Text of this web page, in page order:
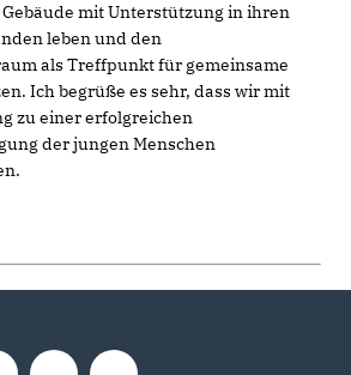
mit Unterstützung in ihren
leben und den
als Treffpunkt für gemeinsame
Ich begrüße es sehr, dass wir mit
zu einer erfolgreichen
der jungen Menschen